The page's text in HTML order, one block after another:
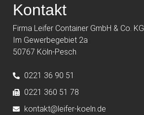
Kontakt
Firma Leifer Container GmbH & Co. KG
Im Gewerbegebiet 2a
50767 Köln-Pesch
0221 36 90 51
0221 360 51 78
kontakt@leifer-koeln.de